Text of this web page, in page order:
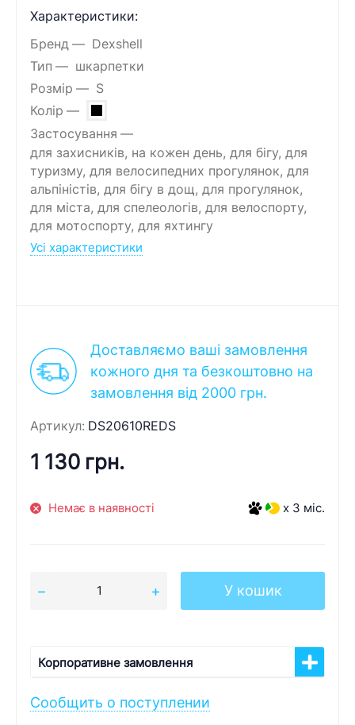
Характеристики:
Бренд
Dexshell
Тип
шкарпетки
Розмір
S
Колір
Застосування
для захисників, на кожен день, для бігу, для
туризму, для велосипедних прогулянок, для
альпіністів, для бігу в дощ, для прогулянок,
для міста, для спелеологів, для велоспорту,
для мотоспорту, для яхтингу
Усі характеристики
Доставляємо ваші замовлення
кожного дня та безкоштовно на
замовлення від 2000 грн.
Артикул: DS20610REDS
1 130 грн.
Немає в наявності x 3 міс.
У кошик
Корпоративне замовлення
Сообщить о поступлении